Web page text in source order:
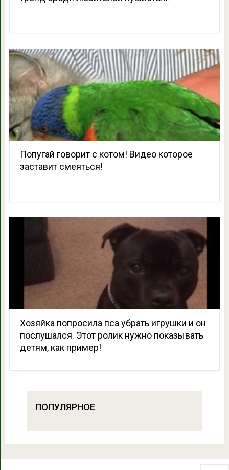
Попугай говорит с котом! Видео которое
заставит смеяться!
Хозяйка попросила пса убрать игрушки и он
послушался. Этот ролик нужно показывать
детям, как пример!
ПОПУЛЯРНОЕ